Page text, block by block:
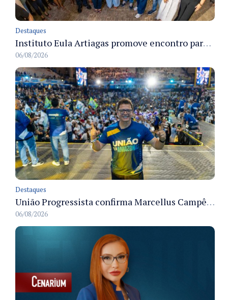
Destaques
Instituto Eula Artiagas promove encontro para discutir melhorias para o bairro Petrópolis
06/08/2026
Destaques
União Progressista confirma Marcellus Campêlo como candidato a deputado estadual
06/08/2026